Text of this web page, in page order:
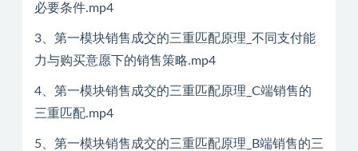
必要条件.mp4
3、第一模块销售成交的三重匹配原理_不同支付能
力与购买意愿下的销售策略.mp4
4、第一模块销售成交的三重匹配原理_C端销售的
三重匹配.mp4
5、第一模块销售成交的三重匹配原理_B端销售的三